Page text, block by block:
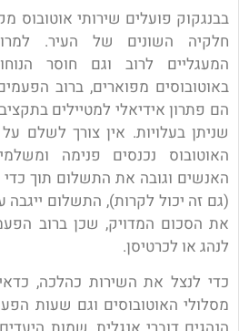
בבנגקוק פועלים שירותי אוטובוס
חלקיה השונים של העיר.
המעגליים לרוב וגם חוסר
באוטובוסים מפוארים, ברוב
הם פתרון אידיאלי למטיילים
שניתן בעלויות. אין צורך לשלם
האוטובוס נכנסים פנימה
האנשים וגובה את התשלום תוך
(גם זה יכול לקרות), התשלום
את הסכום המדויק, שכן ברוב
לנהג או לכרטיסן.
כדי לנצל את השירות כהלכה,
מסלולי האוטובוסים וגם שעות